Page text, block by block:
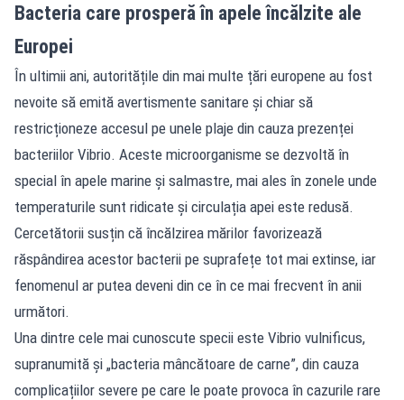
Bacteria care prosperă în apele încălzite ale
Europei
În ultimii ani, autoritățile din mai multe țări europene au fost
nevoite să emită avertismente sanitare și chiar să
restricționeze accesul pe unele plaje din cauza prezenței
bacteriilor Vibrio. Aceste microorganisme se dezvoltă în
special în apele marine și salmastre, mai ales în zonele unde
temperaturile sunt ridicate și circulația apei este redusă.
Cercetătorii susțin că încălzirea mărilor favorizează
răspândirea acestor bacterii pe suprafețe tot mai extinse, iar
fenomenul ar putea deveni din ce în ce mai frecvent în anii
următori.
Una dintre cele mai cunoscute specii este Vibrio vulnificus,
supranumită și „bacteria mâncătoare de carne”, din cauza
complicațiilor severe pe care le poate provoca în cazurile rare